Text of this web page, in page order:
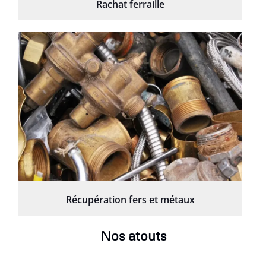
Rachat ferraille
Récupération fers et métaux
Nos atouts